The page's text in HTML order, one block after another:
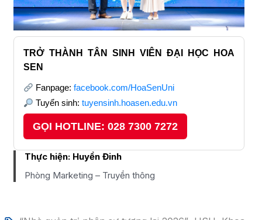
TRỞ THÀNH TÂN SINH VIÊN ĐẠI HỌC HOA
SEN
Fanpage: facebook.com/HoaSenUni
Tuyển sinh: tuyensinh.hoasen.edu.vn
GỌI HOTLINE: 028 7300 7272
Thực hiện: Huyền Đinh
Phòng Marketing – Truyền thông